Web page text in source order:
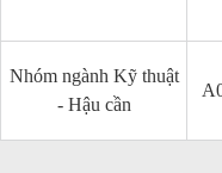
Nhóm ngành Kỹ thuật
- Hậu cần